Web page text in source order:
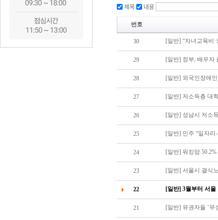
제목 내용
번호
30 [일반] “자녀교육비
29 [일반] 정부, 배우자
28 [일반] 외국인장애
27 [일반] 저소득층 대
26 [일반] 성남시 저소
25
24 [일반] 워킹맘
23 [일반] 서울시 결식
22 [일반] 3월부터 서
21 [일반] 유권자들 ‘무